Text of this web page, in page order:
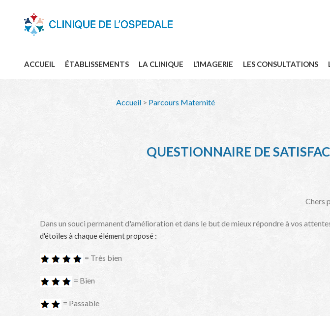
ACCUEIL ÉTABLISSEMENTS LA CLINIQUE L’IMAGERIE LES CONSULTATIONS
Accueil> Parcours Maternité
QUESTIONNAIRE DE
Chers
Dans un souci permanent d'amélioration et dans le but de mieux répondre à vos
d'étoiles à chaque élément proposé :
= Très bien
= Bien
= Passable